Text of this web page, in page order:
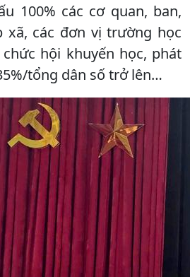
100% các cơ quan, ban,
xã, các đơn vị trường học
hội khuyến học, phát
tổng dân số trở lên…